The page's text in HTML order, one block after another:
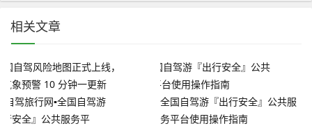
相关文章
全国自驾游『出行安全』公共服
务平台使用操作指南